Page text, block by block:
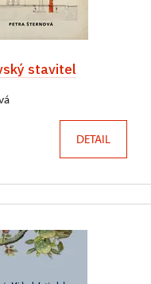
stavitel
DETAIL